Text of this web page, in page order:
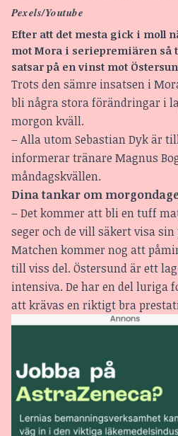
Pexels/Youtube
Efter att det mesta gick i moll
mot Mora i seriepremiären så
satsar på en vinst mot
Trots den sämre insatsen i
bli några stora förändringar i
morgon kväll.
– Alla utom Sebastian Dyk är
informerar tränare Magnus
måndagskvällen.
Dina tankar om
– Det kommer att bli en tuff
seger och de vill säkert visa
Matchen kommer nog att
till viss del. Östersund är ett
intensiva. De har en del luriga
att krävas en riktigt bra